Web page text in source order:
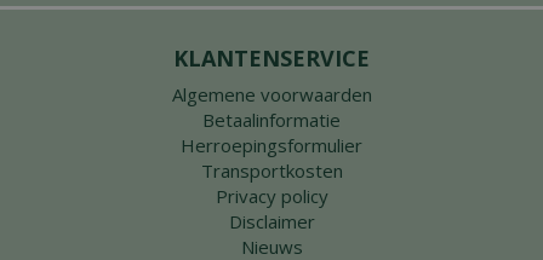
KLANTENSERVICE
Algemene voorwaarden
Betaalinformatie
Herroepingsformulier
Transportkosten
Privacy policy
Disclaimer
Nieuws